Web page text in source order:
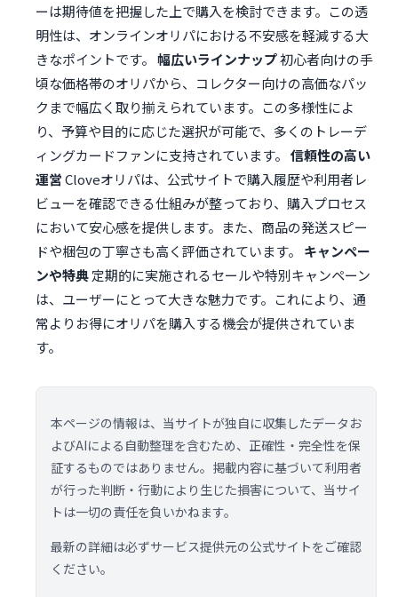
ーは期待値を把握した上で購入を検討できます。この透
明性は、オンラインオリパにおける不安感を軽減する大
きなポイントです。 幅広いラインナップ初心者向けの手
頃な価格帯のオリパから、コレクター向けの高価なパッ
クまで幅広く取り揃えられています。この多様性によ
り、予算や目的に応じた選択が可能で、多くのトレーデ
ィングカードファンに支持されています。 信頼性の高い
運営Cloveオリパは、公式サイトで購入履歴や利用者レ
ビューを確認できる仕組みが整っており、購入プロセス
において安心感を提供します。また、商品の発送スピー
ドや梱包の丁寧さも高く評価されています。 キャンペー
ンや特典定期的に実施されるセールや特別キャンペーン
は、ユーザーにとって大きな魅力です。これにより、通
常よりお得にオリパを購入する機会が提供されていま
す。
本ページの情報は、当サイトが独自に収集したデータお
よびAIによる自動整理を含むため、正確性・完全性を保
証するものではありません。掲載内容に基づいて利用者
が行った判断・行動により生じた損害について、当サイ
トは一切の責任を負いかねます。
最新の詳細は必ずサービス提供元の公式サイトをご確認
ください。